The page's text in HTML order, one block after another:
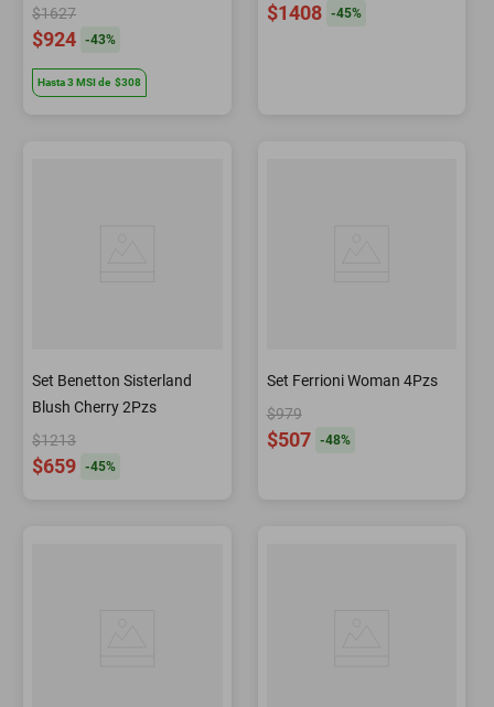
$1627
$924 -43%
Hasta3 MSIde $308
$1408 -45%
Set Benetton Sisterland
Blush Cherry 2Pzs
$1213
$659 -45%
Set Ferrioni Woman 4Pzs
$979
$507 -48%